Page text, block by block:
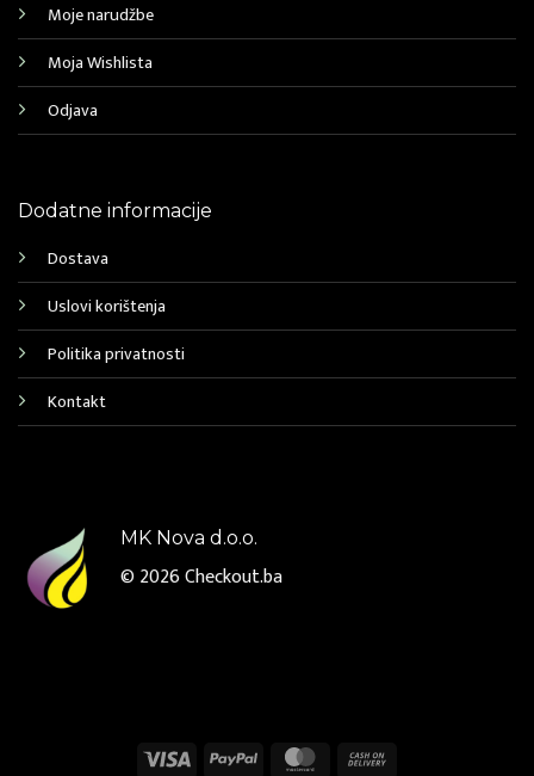
Moje narudžbe
Moja Wishlista
Odjava
Dodatne informacije
Dostava
Uslovi korištenja
Politika privatnosti
Kontakt
MK Nova d.o.o.
© 2026Checkout.ba